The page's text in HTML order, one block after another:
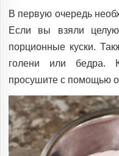
В первую очередь
Если вы взяли
порционные куски.
голени или бедра.
просушите с помощью